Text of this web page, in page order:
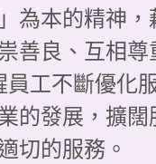
為本的精神
善良、互相
工不斷優化
的發展，擴
切的服務。